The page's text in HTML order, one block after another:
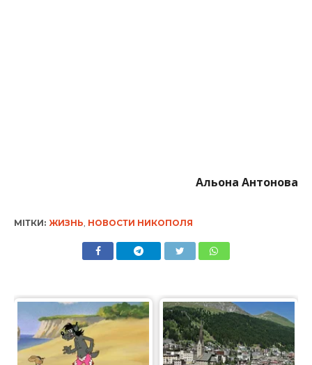
Альона Антонова
МІТКИ: ЖИЗНЬ НОВОСТИ НИКОПОЛЯ